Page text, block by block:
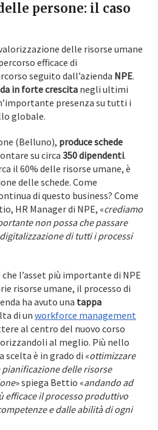
persone: il caso
delle risorse umane
efficace di
seguito dall’azienda NPE.
in forte crescita negli ultimi
presenza su tutti i
globale.
(Belluno), produce schede
su circa 350 dipendenti.
il 60% delle risorse umane, è
delle schede. Come
di questo business? Come
HR Manager di NPE, «crediamo
non possa che passare
di tutti i processi
l’asset più importante di NPE
risorse umane, il processo di
ha avuto una tappa
di un workforce management
al centro del nuovo corso
al meglio. Più nello
è in grado di «ottimizzare
pianificazione delle risorse
» spiega Bettio «andando ad
efficace il processo produttivo
e dalle abilità di ogni